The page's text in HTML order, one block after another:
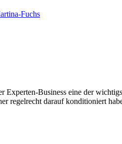
Business eine der
regelrecht darauf konditioniert